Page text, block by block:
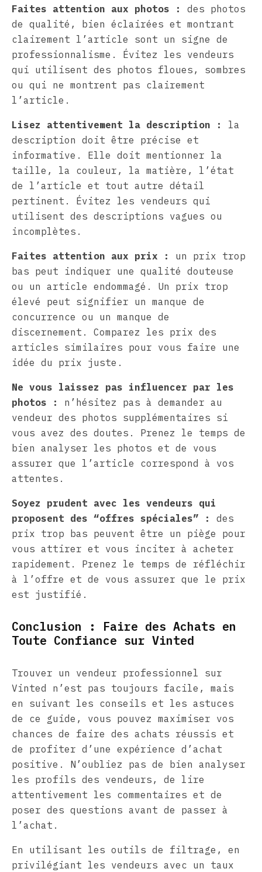
Faites attention aux photos :
des photos
de qualité, bien éclairées et montrant
clairement l’article sont un signe de
professionnalisme. Évitez les vendeurs
qui utilisent des photos floues, sombres
ou qui ne montrent pas clairement
l’article.
Lisez attentivement la description :
la
description doit être précise et
informative. Elle doit mentionner la
taille, la couleur, la matière, l’état
de l’article et tout autre détail
pertinent. Évitez les vendeurs qui
utilisent des descriptions vagues ou
incomplètes.
Faites attention aux prix :
un prix trop
bas peut indiquer une qualité douteuse
ou un article endommagé. Un prix trop
élevé peut signifier un manque de
concurrence ou un manque de
discernement. Comparez les prix des
articles similaires pour vous faire une
idée du prix juste.
Ne vous laissez pas influencer par les
photos :
n’hésitez pas à demander au
vendeur des photos supplémentaires si
vous avez des doutes. Prenez le temps de
bien analyser les photos et de vous
assurer que l’article correspond à vos
attentes.
Soyez prudent avec les vendeurs qui
proposent des “offres spéciales” :
des
prix trop bas peuvent être un piège pour
vous attirer et vous inciter à acheter
rapidement. Prenez le temps de réfléchir
à l’offre et de vous assurer que le prix
est justifié.
Conclusion : Faire des Achats en
Toute Confiance sur Vinted
Trouver un vendeur professionnel sur
Vinted n’est pas toujours facile, mais
en suivant les conseils et les astuces
de ce guide, vous pouvez maximiser vos
chances de faire des achats réussis et
de profiter d’une expérience d’achat
positive. N’oubliez pas de bien analyser
les profils des vendeurs, de lire
attentivement les commentaires et de
poser des questions avant de passer à
l’achat.
En utilisant les outils de filtrage, en
privilégiant les vendeurs avec un taux